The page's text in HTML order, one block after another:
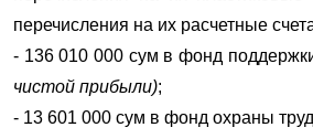
перечисления на их расчетные
- 136 010 000 сум в фонд
чистой прибыли);
- 13 601 000 сум в фонд охраны